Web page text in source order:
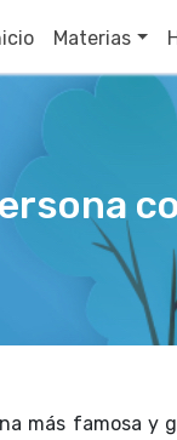
Materias
más famosa y